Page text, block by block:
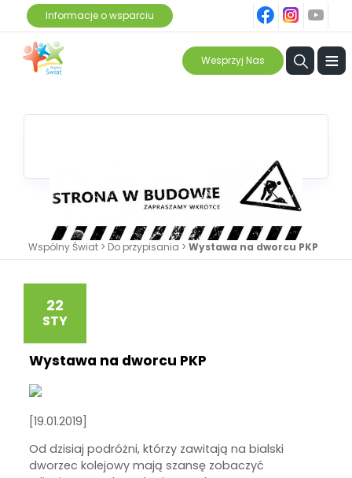
Informacje o wsparciu
ins
Wesprzyj Nas ≡
Wspólny Świat > Do przypisania > Wystawa na dworcu PKP
22
STY
Wystawa na dworcu PKP
[19.01.2019]
Od dzisiaj podróżni, którzy zawitają na bialski
dworzec kolejowy mają szansę zobaczyć